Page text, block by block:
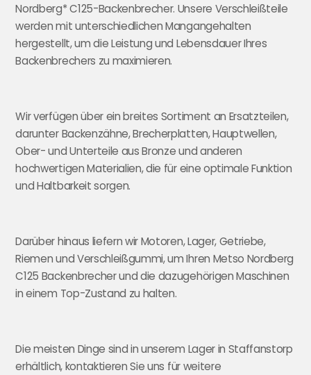
Nordberg* C125-Backenbrecher. Unsere Verschleißteile
werden mit unterschiedlichen Mangangehalten
hergestellt, um die Leistung und Lebensdauer Ihres
Backenbrechers zu maximieren.
Wir verfügen über ein breites Sortiment an Ersatzteilen,
darunter Backenzähne, Brecherplatten, Hauptwellen,
Ober- und Unterteile aus Bronze und anderen
hochwertigen Materialien, die für eine optimale Funktion
und Haltbarkeit sorgen.
Darüber hinaus liefern wir Motoren, Lager, Getriebe,
Riemen und Verschleißgummi, um Ihren Metso Nordberg
C125 Backenbrecher und die dazugehörigen Maschinen
in einem Top-Zustand zu halten.
Die meisten Dinge sind in unserem Lager in Staffanstorp
erhältlich, kontaktieren Sie uns für weitere